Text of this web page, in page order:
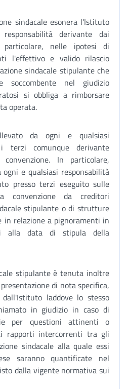
sindacale esonera l'Istituto
derivante dai
nelle ipotesi di
l'effettivo e valido rilascio
sindacale stipulante che
soccombente nel giudizio
si obbliga a rimborsare
operata.
da ogni e qualsiasi
terzi comunque derivante
convenzione. In particolare,
e qualsiasi responsabilità
presso terzi eseguito sulle
convenzione da creditori
stipulante o di strutture
in relazione a pignoramenti in
alla data di stipula della
stipulante è tenuta inoltre
di nota specifica,
laddove lo stesso
in giudizio in caso di
per questioni attinenti o
rapporti intercorrenti tra gli
sindacale alla quale essi
saranno quantificate nel
dalla vigente normativa sui